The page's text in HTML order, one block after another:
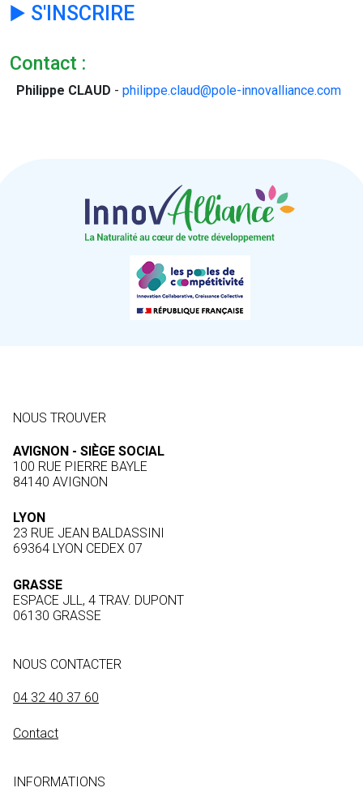
▶️ S'INSCRIRE
Contact :
Philippe CLAUD - philippe.claud@pole-innovalliance.com
NOUS TROUVER
AVIGNON - SIÈGE SOCIAL
100 RUE PIERRE BAYLE
84140 AVIGNON
LYON
23 RUE JEAN BALDASSINI
69364 LYON CEDEX 07
GRASSE
ESPACE JLL, 4 TRAV. DUPONT
06130 GRASSE
NOUS CONTACTER
04 32 40 37 60
Contact
INFORMATIONS